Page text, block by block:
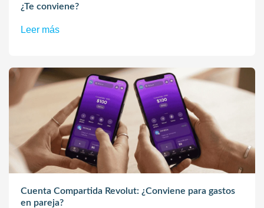
¿Te conviene?
Leer más
Cuenta Compartida Revolut: ¿Conviene para gastos
en pareja?